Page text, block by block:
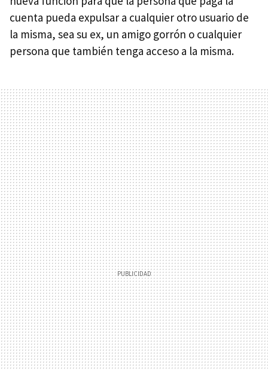
cuenta pueda expulsar a cualquier otro usuario de
la misma, sea su ex, un amigo gorrón o cualquier
persona que también tenga acceso a la misma.